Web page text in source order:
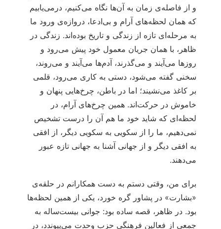
و از فاصله‌ی زمان به آن‌ها نگاه می‌کنیم، درمی‌یابیم
که همان لحظه‌های آرام و بی‌ادعا، دروازه‌ی ورود ما
به مرحله‌ای تازه از زندگی و تاریخ بوده‌اند. زندگی در
ظاهر، با همان جریان معمول خود پیش می‌رود و
روزها می‌آیند و می‌گذرند، آدم‌ها می‌آیند و می‌روند،
سخنی گفته می‌شود، دستی به کاری می‌رود، قلمی
بر کاغذ می‌نشیند؛ اما در باطن، چرخ‌هایی پنهان و
خاموش در حرکت‌اند. همین چرخ‌های آرام، در
لحظه‌ای که شاید خود ما هم آن را درست تشخیص
نمی‌دهیم، ما را از سکویی به سکویی دیگر، از افقی
به افقی دیگر و از جهانی آشنا به جهانی تازه عبور
می‌دهند.
برای من، وقتی دستم به دست همکارانم در حلقه‌ی
«بشارت» در پشاور گره خورد، یکی از همین لحظه‌ها
بود. در ظاهر، قصه ساده بود: جوانی بیست‌ساله به
جمعی از فعالین فرهنگی حزب وحدت می‌پیوندد، در